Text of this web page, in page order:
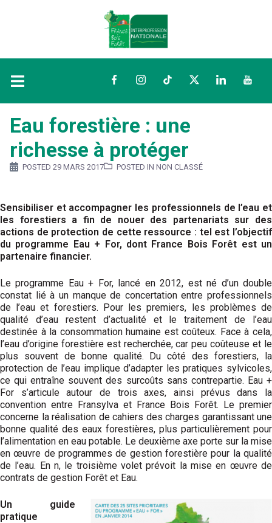
FacebookInstagramTikTokTwitterLinkedIn
Eau forestière : une
richesse à protéger
POSTED 29 MARS 2017 POSTED IN NON CLASSÉ
Sensibiliser et accompagner les professionnels de l’eau et
les forestiers a fin de nouer des partenariats sur des
actions de protection de cette ressource : tel est l’objectif
du programme Eau + For, dont France Bois Forêt est un
partenaire financier.
Le programme Eau + For, lancé en 2012, est né d’un double
constat lié à un manque de concertation entre professionnels
de l’eau et forestiers. Pour les premiers, les problèmes de
qualité d’eau restent d’actualité et le traitement de l’eau
destinée à la consommation humaine est coûteux. Face à cela,
l’eau d’origine forestière est recherchée, car peu coûteuse et le
plus souvent de bonne qualité. Du côté des forestiers, la
protection de l’eau implique d’adapter les pratiques sylvicoles,
ce qui entraîne souvent des surcoûts sans contrepartie. Eau +
For s’articule autour de trois axes, ainsi prévus dans la
convention entre Fransylva et France Bois Forêt. Le premier
concerne la réalisation de cahiers des charges garantissant une
bonne qualité des eaux forestières, plus particulièrement pour
l’alimentation en eau potable. Le deuxième axe porte sur la mise
en œuvre de programmes de gestion forestière pour la qualité
de l’eau. En n, le troisième volet prévoit la mise en œuvre de
contrats de gestion Forêt et Eau.
Un guide
pratique